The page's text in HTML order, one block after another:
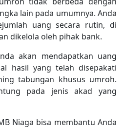
lain pada umumnya. Anda
uang secara rutin, di
dikelola oleh pihak bank.
akan mendapatkan uang
hasil yang telah disepakati
tabungan khusus umroh.
pada jenis akad yang
Niaga bisa membantu Anda